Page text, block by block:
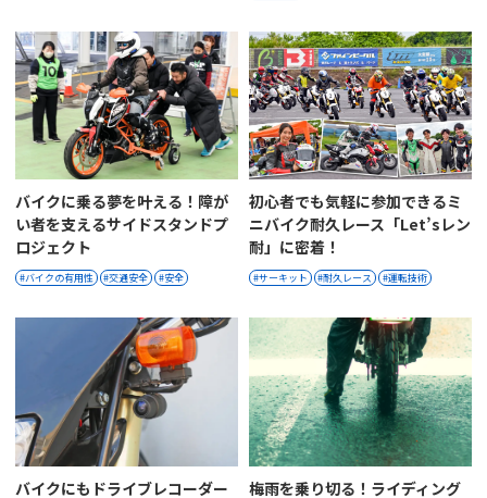
バイクに乗る夢を叶える！​​障が
い者を支えるサイドスタンドプ
ロジェクト
バイクの有用性 交通安全 安全
初心者でも気軽に参加できるミ
ニバイク耐久レース「Let’sレン
耐」に密着！
サーキット 耐久レース 運転技術
バイクにもドライブレコーダー
梅雨を乗り切る！ライディング